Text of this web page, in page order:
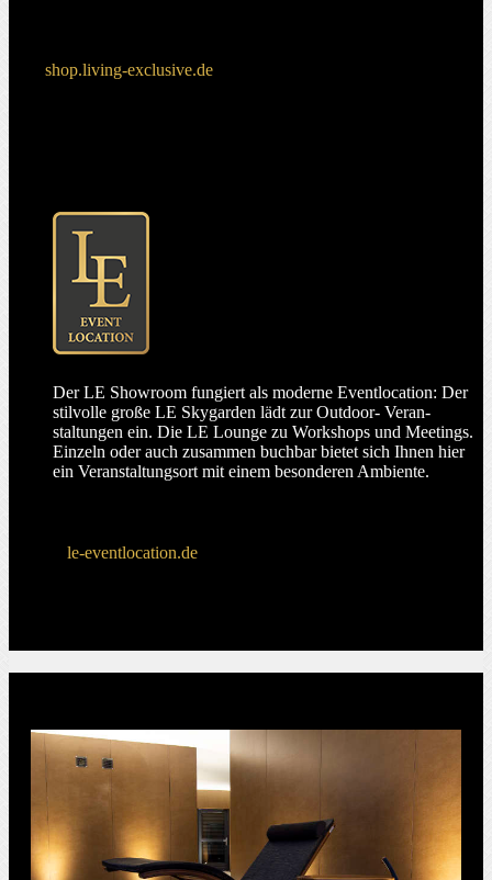
shop.living-exclusive.de
Der LE Showroom fungiert als moderne Eventlocation: Der
stilvolle große LE Skygarden lädt zur Outdoor- Veran­
staltungen ein. Die LE Lounge zu Workshops und Meetings.
Einzeln oder auch zusammen buchbar bietet sich Ihnen hier
ein Veran­staltungsort mit einem besonderen Ambiente.
le-eventlocation.de